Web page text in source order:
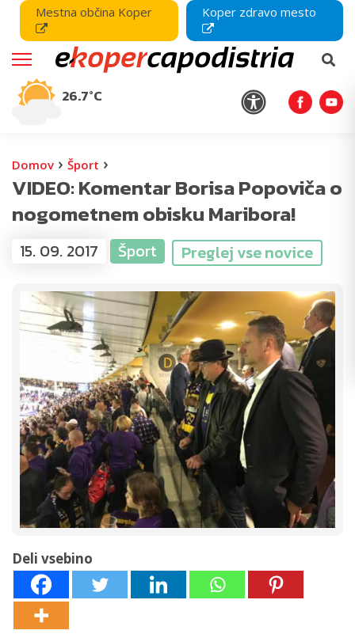
Mestna občina Koper Koper zdravo mesto
26.7°C
Domov › Šport ›
VIDEO: Komentar Borisa Popoviča o
nogometnem obisku Maribora!
15. 09. 2017 Šport Preglej vse novice
Deli vsebino